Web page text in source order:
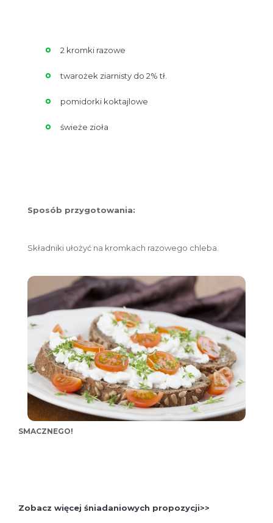
2 kromki razowe
twarożek ziarnisty do 2% tł.
pomidorki koktajlowe
świeże zioła
Sposób przygotowania:
Składniki ułożyć na kromkach razowego chleba.
SMACZNEGO!
Zobacz więcej śniadaniowych propozycji>>